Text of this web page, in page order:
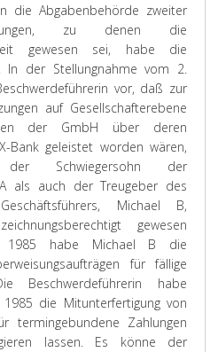
die Abgabenbehörde zweiter
zu denen die
gewesen sei, habe die
In der Stellungnahme vom 2.
vor, daß zur
auf Gesellschafterebene
der GmbH über deren
Bank geleistet worden wären,
Schwiegersohn der
als auch der Treugeber des
Michael B,
gewesen
1985 habe Michael B die
für fällige
Beschwerdeführerin habe
die Mitunterfertigung von
termingebundene Zahlungen
lassen. Es könne der